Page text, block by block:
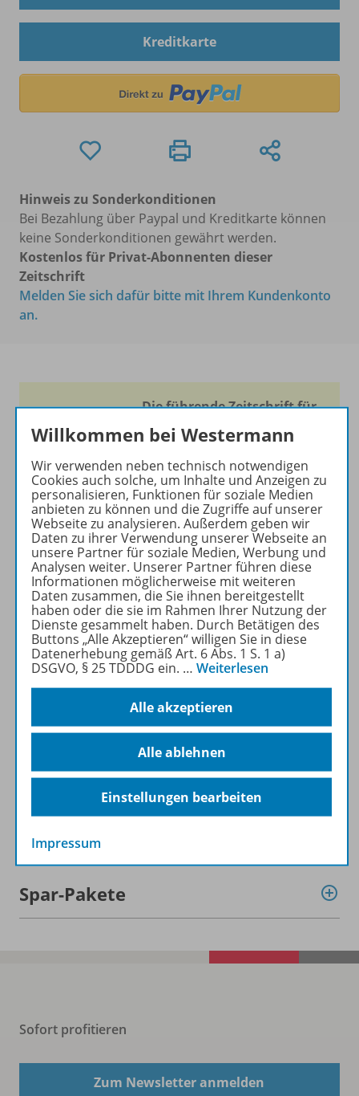
Kreditkarte
Hinweis zu Sonderkonditionen
Bei Bezahlung über Paypal und Kreditkarte können
keine Sonderkonditionen gewährt werden.
Kostenlos für Privat-Abonnenten dieser
Zeitschrift
Melden Sie sich dafür bitte mit Ihrem Kundenkonto
an.
Die führende Zeitschrift für
wichtigsten Seiten von PRAXIS
GEOGRAPHIE:
zu den Abo-Angeboten
zum Zeitschriftenkiosk
zum Online-Archiv
Mehr zur Zeitschrift
Informationen
Beschreibung
Spar-Pakete
Sofort profitieren
Zum Newsletter anmelden
Willkommen bei Westermann
Wir verwenden neben technisch notwendigen
Cookies auch solche, um Inhalte und Anzeigen zu
personalisieren, Funktionen für soziale Medien
anbieten zu können und die Zugriffe auf unserer
Webseite zu analysieren. Außerdem geben wir
Daten zu ihrer Verwendung unserer Webseite an
unsere Partner für soziale Medien, Werbung und
Analysen weiter. Unserer Partner führen diese
Informationen möglicherweise mit weiteren
Daten zusammen, die Sie ihnen bereitgestellt
haben oder die sie im Rahmen Ihrer Nutzung der
Dienste gesammelt haben. Durch Betätigen des
Buttons „Alle Akzeptieren“ willigen Sie in diese
Datenerhebung gemäß Art. 6 Abs. 1 S. 1 a)
DSGVO, § 25 TDDDG ein. … Weiterlesen
Alle akzeptieren
Alle ablehnen
Einstellungen bearbeiten
Impressum